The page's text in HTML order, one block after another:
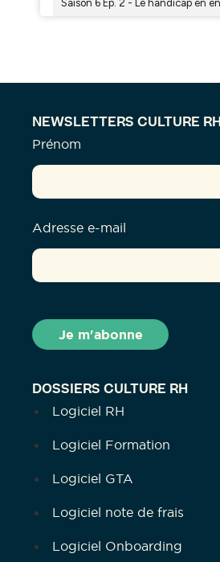
DOSSIERS CULTURE RH
Logiciel RH
Logiciel Formation
Logiciel GTA
Logiciel note de frais
Logiciel Onboarding
NEWSLETTERS CULTURE RH
Prénom
Adresse e-mail